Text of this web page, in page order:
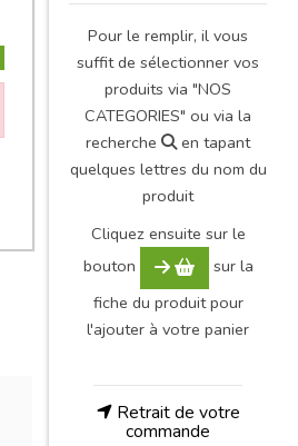
Pour le remplir, il vous
suffit de sélectionner vos
produits via "NOS
CATEGORIES" ou via la
recherche
en tapant
quelques lettres du nom du
produit
Cliquez ensuite sur le
bouton
sur la
fiche du produit pour
l'ajouter à votre panier
Retrait de votre
commande